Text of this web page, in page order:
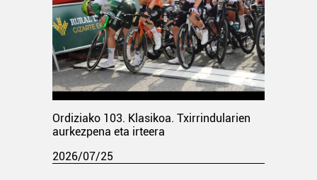
Ordiziako 103. Klasikoa. Txirrindularien
aurkezpena eta irteera
2026/07/25